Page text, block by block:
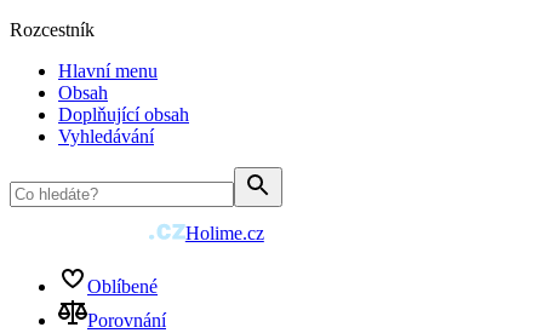
Rozcestník
Hlavní menu
Obsah
Doplňující obsah
Vyhledávání
Holime.cz
Oblíbené
Porovnání